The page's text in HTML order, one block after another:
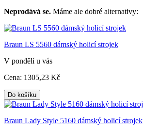
Neprodává se. Máme ale dobré alternativy:
Braun LS 5560 dámský holicí strojek
V pondělí u vás
Cena: 1305,23 Kč
Do košíku
Braun Lady Style 5160 dámský holicí strojek